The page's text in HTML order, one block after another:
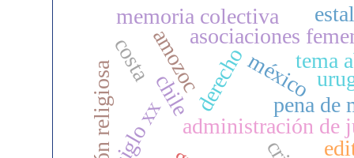
administración de
derecho pena de
chile
siglo xx
amozocasociaciones
méxico
memoria colectiva
tema
costa